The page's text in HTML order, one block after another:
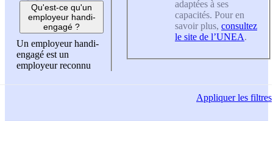
Qu'est-ce qu'un
employeur handi-
engagé ?
Un employeur handi-
engagé est un
employeur reconnu
adaptées à ses
capacités. Pour en
savoir plus, consultez
le site de l’UNEA.
Appliquerles filtres